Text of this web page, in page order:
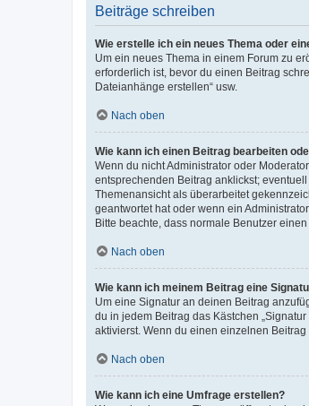
Beiträge schreiben
Wie erstelle ich ein neues Thema oder
Um ein neues Thema in einem Forum zu
erforderlich ist, bevor du einen Beitrag
Dateianhänge erstellen“ usw.
Nach oben
Wie kann ich einen Beitrag bearbeiten
Wenn du nicht Administrator oder
entsprechenden Beitrag anklickst;
Themenansicht als überarbeitet
geantwortet hat oder wenn ein
Bitte beachte, dass normale Benutzer
Nach oben
Wie kann ich meinem Beitrag eine
Um eine Signatur an deinen Beitrag
du in jedem Beitrag das Kästchen
aktivierst. Wenn du einen einzelnen
Nach oben
Wie kann ich eine Umfrage erstellen?